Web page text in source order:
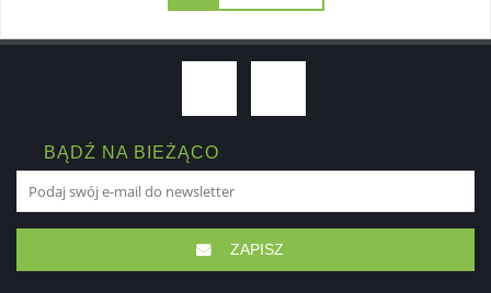
BĄDŹ NA BIEŻĄCO
ZAPISZ